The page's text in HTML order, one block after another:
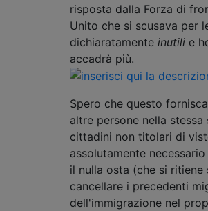
risposta dalla Forza di
Unito che si scusava per
dichiaratamente inutili e
accadrà più.
Spero che questo
altre persone nella stessa
cittadini non titolari di
assolutamente
il nulla osta (che si
cancellare i precedenti
dell'immigrazione nel